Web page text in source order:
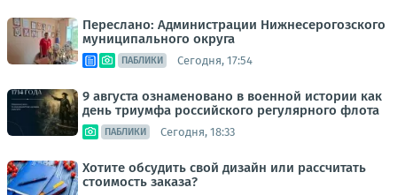
Переслано: Администрации Нижнесерогозского
муниципального округа
ПАБЛИКИ Сегодня, 17:54
9 августа ознаменовано в военной истории как
день триумфа российского регулярного флота
ПАБЛИКИ Сегодня, 18:33
Хотите обсудить свой дизайн или рассчитать
стоимость заказа?